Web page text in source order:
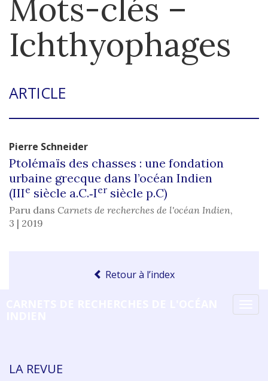
Mots-clés –
Ichthyophages
ARTICLE
Pierre Schneider
Ptolémaïs des chasses : une fondation
urbaine grecque dans l’océan Indien
(IIIe siècle a.C.‑Ier siècle p.C)
Paru dans Carnets de recherches de l'océan Indien,
3 | 2019
Retour à l’index
LA REVUE